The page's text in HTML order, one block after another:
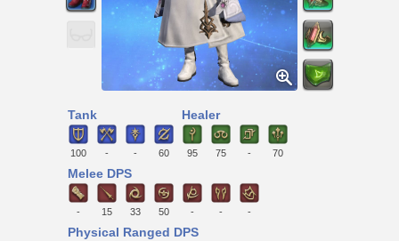
Tank
100 - - 60
Healer
95 75 - 70
Melee DPS
- 15 33 50 - - -
Physical Ranged DPS